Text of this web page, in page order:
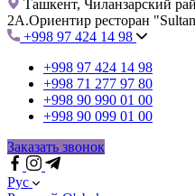
Ташкент, Чиланзарский
2А.Ориентир ресторан
+998 97 424 14 98
+998 97 424 14 98
+998 71 277 97 80
+998 90 990 01 00
+998 90 099 01 00
Заказать звонок
Рус